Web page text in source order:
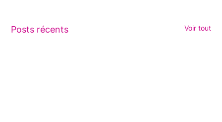
Posts récents Voir tout